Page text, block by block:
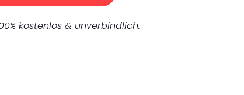
kostenlos & unverbindlich.